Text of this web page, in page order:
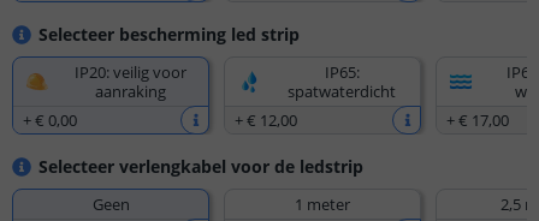
Selecteer bescherming led strip
IP20: veilig voor
aanraking
+€ 0,00
IP65:
spatwaterdicht
+€ 12,00
+€ 17,00
Selecteer verlengkabel voor de ledstrip
Geen
1 meter
2,5